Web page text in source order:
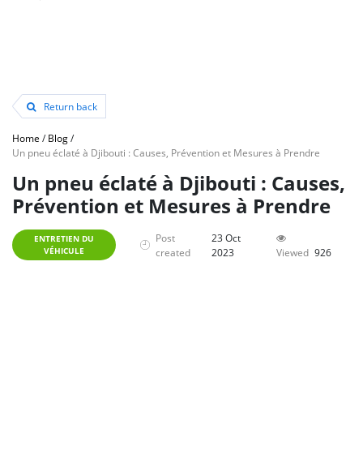
Return back
Home /Blog/
Un pneu éclaté à Djibouti : Causes, Prévention et Mesures à Prendre
Un pneu éclaté à Djibouti : Causes,
Prévention et Mesures à Prendre
ENTRETIEN DU
VÉHICULE
Post
created
23 Oct
2023
Viewed 926